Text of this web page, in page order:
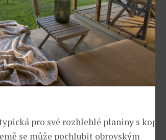
pro své rozhlehlé planiny s kopci a
se může pochlubit obrovským